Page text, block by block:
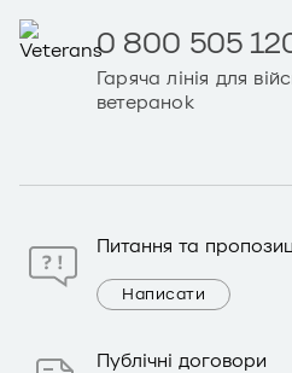
0 800 505
Гаряча лінія для
ветеранок
Питання та
Написати
Публічні договори